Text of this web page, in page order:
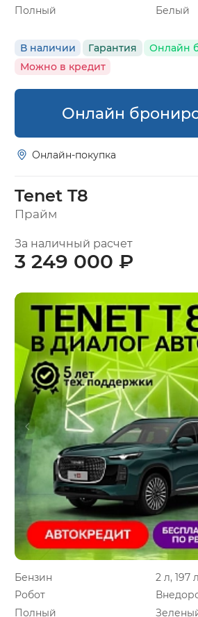
Полный
Белый
В наличии Гарантия
Онлайн
Можно в кредит
Онлайн
Онлайн-покупка
Tenet T8
Прайм
Бензин
2 л, 197
Робот
Полный
За наличный расчет
3 249 000 ₽